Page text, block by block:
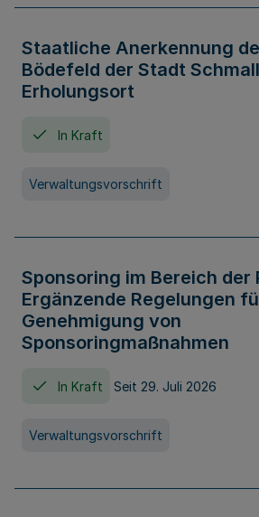
Staatliche Anerkennung
Bödefeld der Stadt
Erholungsort
In Kraft
Verwaltungsvorschrift
Sponsoring im Bereich der
Ergänzende Regelungen
Genehmigung von
Sponsoringmaßnahmen
In Kraft Seit 29. Juli 2026
Verwaltungsvorschrift